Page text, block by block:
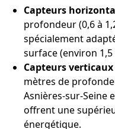
Capteurs
profondeur (0,6 à
spécialement
surface (environ
Capteurs verticaux
mètres de
Asnières-sur-Seine
offrent une
énergétique.